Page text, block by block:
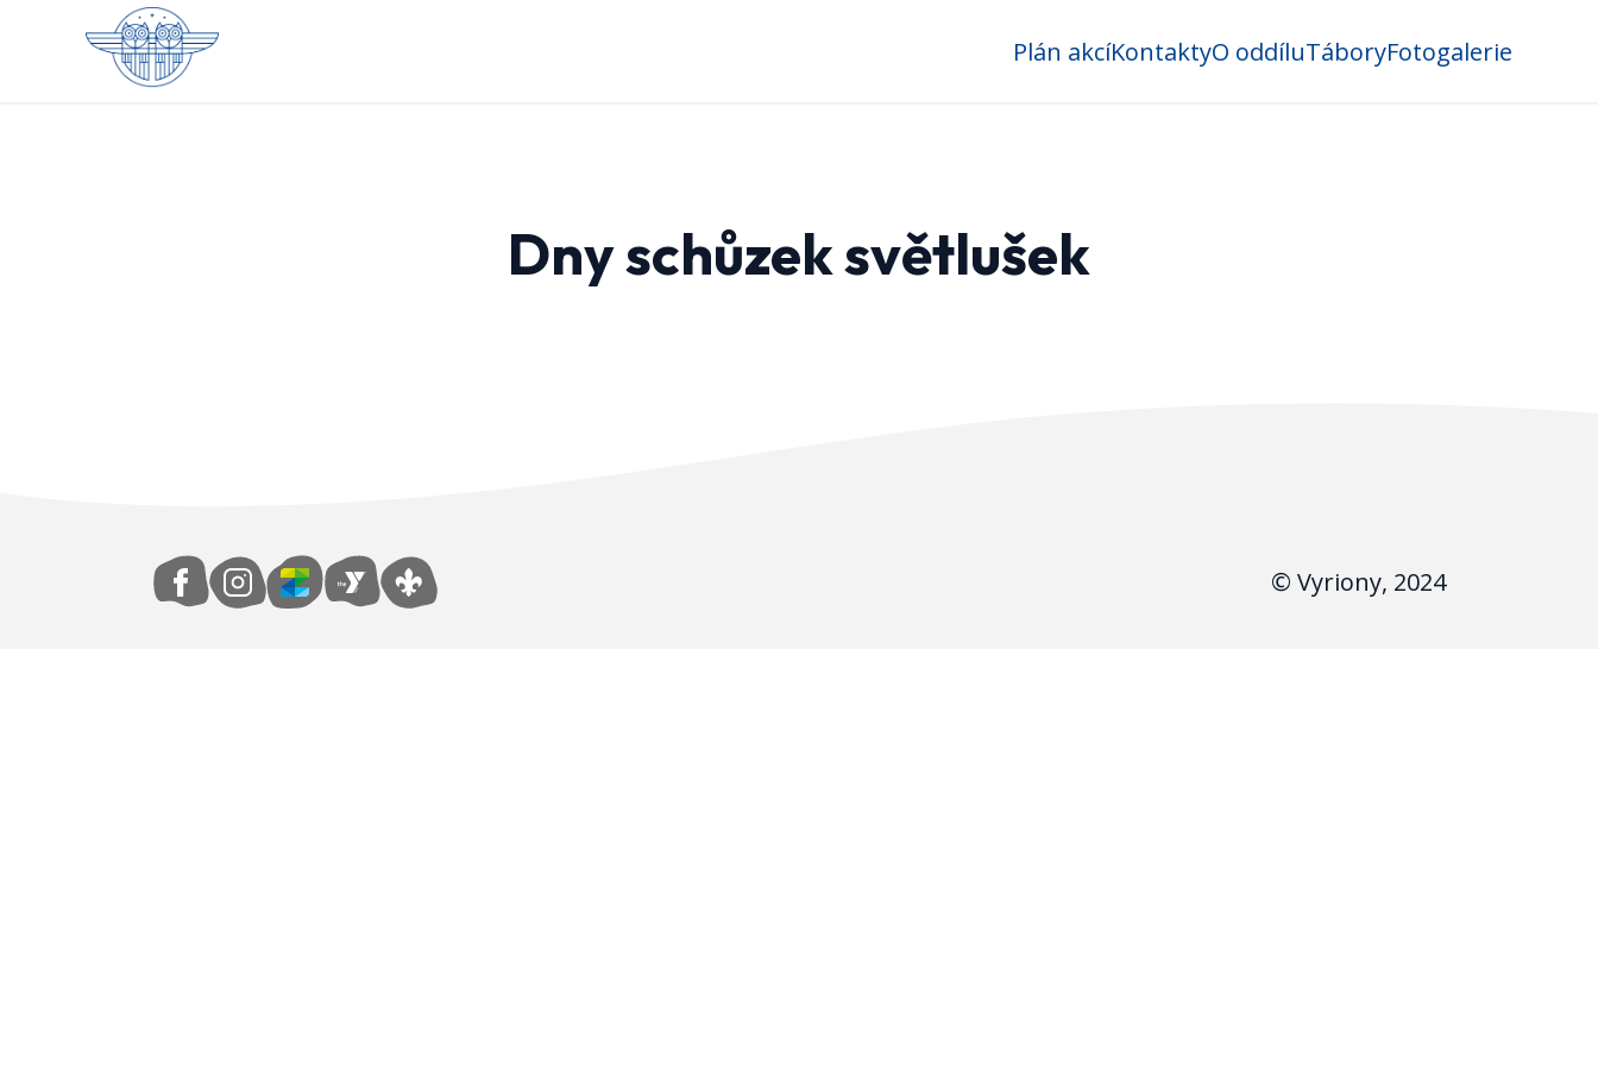
Plán akcíKontaktyO oddíluTáboryFotogalerie
Dny schůzek světlušek
© Vyriony, 2024